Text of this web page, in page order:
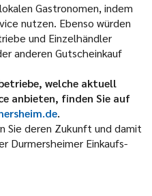
Gastronomen, indem
nutzen. Ebenso würden
und Einzelhändler
anderen Gutscheinkauf
welche aktuell
anbieten, finden Sie auf
.
Sie deren Zukunft und damit
Durmersheimer Einkaufs-